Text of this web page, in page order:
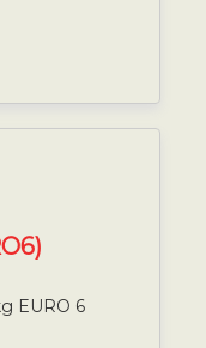
EURO 6